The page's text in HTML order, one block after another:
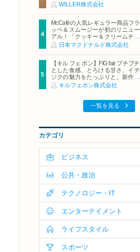
WILLER株式会社
McCaféの人気レギュラー商品フラ
ッペ＆スムージーが初のリニュー
アル！「クッキー＆クリームチョ
コフラッペ」「マンゴースムージ
ー」8月5日（水）から販売開始
日本マクドナルド株式会社
【キル フェ ボン】FIG fair プチプチ
とした食感、とろける甘さ、イチ
ジクの魅力をたっぷりと。新作を
含め、イチジク尽くしの全4種が登
場8月20日（木）スタート
キルフェボン株式会社
一覧を見る
カテゴリ
ビジネス
公共・政治
テクノロジー・IT
エンターテイメント
ライフスタイル
スポーツ